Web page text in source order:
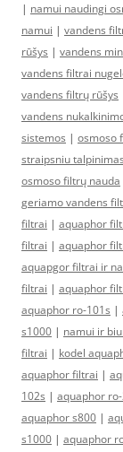
| namui naudingi
namui | vandens
rūšys | vandens
vandens filtrai
vandens filtrų rūšys
vandens
sistemos | osmoso
straipsniu talpinimas
osmoso filtrų nauda
geriamo vandens
filtrai | aquaphor
filtrai | aquaphor
aquapgor filtrai ir
filtrai | aquaphor
aquaphor ro-101s |
s1000 | namui ir
filtrai | kodel
aquaphor filtrai |
102s | aquaphor
aquaphor s800 |
s1000 | aquaphor